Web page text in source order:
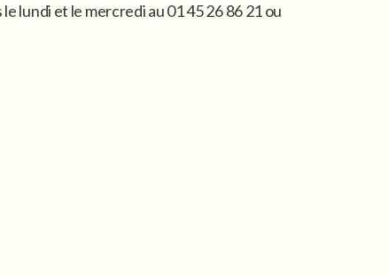
lundi et le mercredi au 01 45 26 86 21 ou